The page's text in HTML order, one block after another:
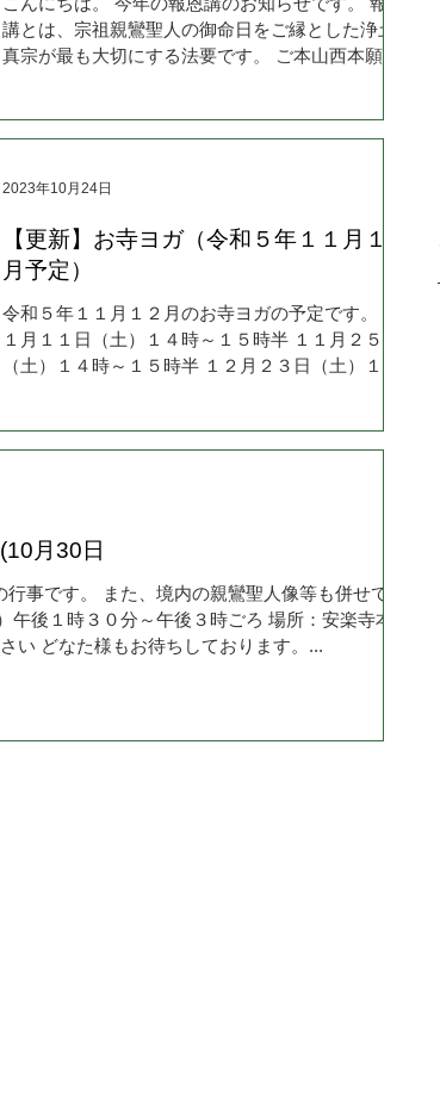
講とは、宗祖親鸞聖人の御命日をご縁とした浄土
真宗が最も大切にする法要です。 ご本山西本願寺
あい賑やかにお勤めする習わしがあります。...
【更新】お寺ヨガ（令和５年１１月１２
月予定）
令和５年１１月１２月のお寺ヨガの予定です。 １
１月１１日（土）１４時～１５時半 １１月２５日
（土）１４時～１５時半 １２月２３日（土）１４
2023年10月24日
月30日
事です。 また、境内の親鸞聖人像等も併せてお
後１時３０分～午後３時ごろ 場所：安楽寺本堂
い どなた様もお待ちしております。...